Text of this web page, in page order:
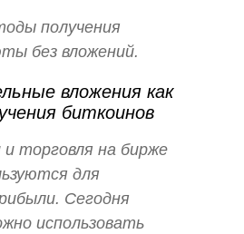
получения
без вложений.
вложения как
биткоинов
торговля на бирже
для
Сегодня
использовать